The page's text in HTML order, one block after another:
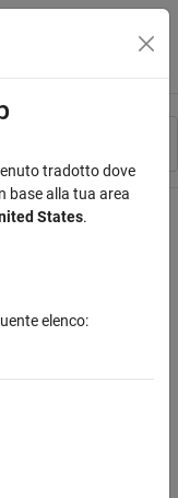
tradotto dove
base alla tua area
States.
elenco: